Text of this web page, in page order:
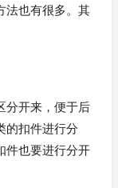
法也有很多。其
分开来，便于后
的扣件进行分
件也要进行分开